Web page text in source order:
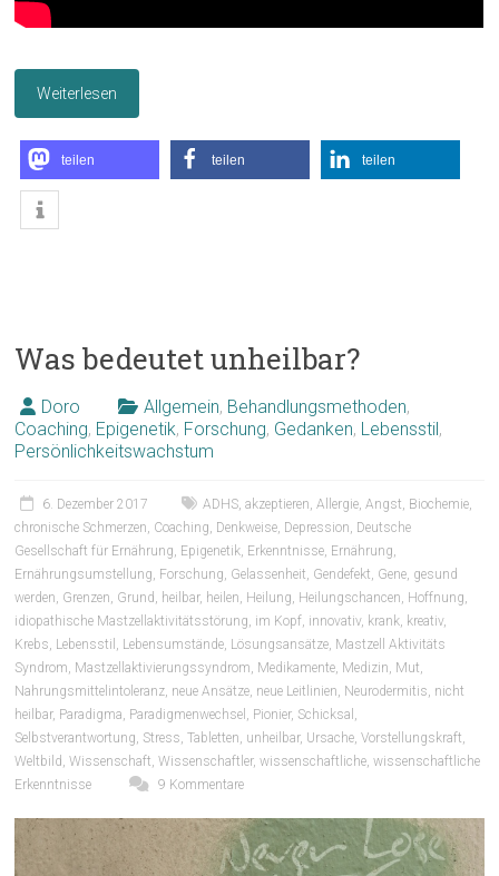
Weiterlesen
teilen teilen teilen
Was bedeutet unheilbar?
Doro Allgemein, Behandlungsmethoden,
Coaching, Epigenetik, Forschung, Gedanken, Lebensstil,
Persönlichkeitswachstum
6. Dezember 2017 ADHS,akzeptieren,Allergie,Angst, Biochemie,
chronische Schmerzen, Coaching, Denkweise, Depression, Deutsche
Gesellschaft für Ernährung, Epigenetik, Erkenntnisse, Ernährung,
Ernährungsumstellung, Forschung, Gelassenheit, Gendefekt, Gene, gesund
werden, Grenzen, Grund , heilbar, heilen, Heilung, Heilungschancen, Hoffnung,
idiopathische Mastzellaktivitätsstörung, im Kopf, innovativ, krank, kreativ,
Krebs, Lebensstil , Lebensumstände, Lösungsansätze, Mastzell Aktivitäts
Syndrom, Mastzellaktivierungssyndrom, Medikamente, Medizin, Mut,
Nahrungsmittelintoleranz, neue Ansätze, neue Leitlinien, Neurodermitis, nicht
heilbar, Paradigma, Paradigmenwechsel , Pionier, Schicksal ,
Selbstverantwortung, Stress,Tabletten, unheilbar, Ursache,Vorstellungskraft,
Weltbild ,Wissenschaft,Wissenschaftler,wissenschaftliche,wissenschaftliche
Erkenntnisse
9 Kommentare